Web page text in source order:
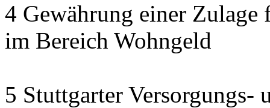
4 Gewährung einer
im Bereich Wohngeld
5 Stuttgarter Versorgungs-